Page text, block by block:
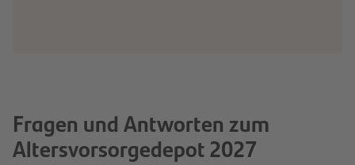
Fragen und Antworten zum
Altersvorsorgedepot 2027